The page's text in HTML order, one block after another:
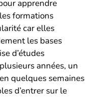
apprendre
formations
car elles
les bases
d’études
années, un
quelques semaines
d’entrer sur le